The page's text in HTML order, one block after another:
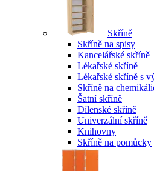
Skříně
Skříně na spisy
Kancelářské skříně
Lékařské skříně
Lékařské skříně s
Skříně na
Šatní skříně
Dílenské skříně
Univerzální skříně
Knihovny
Skříně na pomůcky